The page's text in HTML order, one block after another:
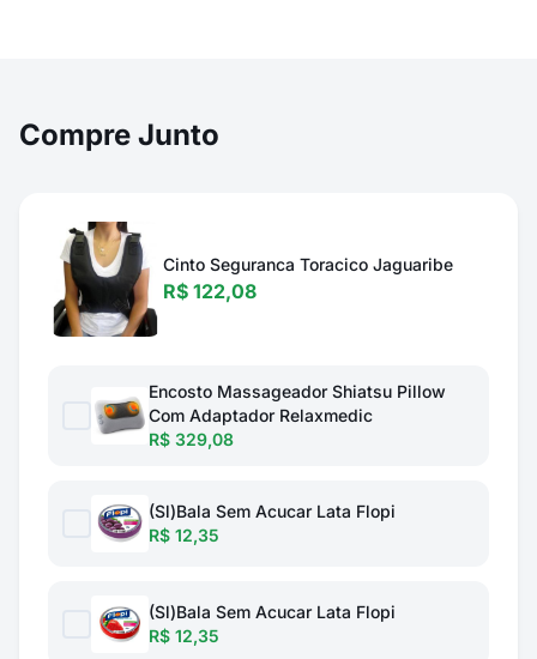
Compre Junto
Cinto Seguranca Toracico Jaguaribe
R$ 122,08
Encosto Massageador Shiatsu Pillow
Com Adaptador Relaxmedic
R$ 329,08
(Sl)Bala Sem Acucar Lata Flopi
R$ 12,35
(Sl)Bala Sem Acucar Lata Flopi
R$ 12,35